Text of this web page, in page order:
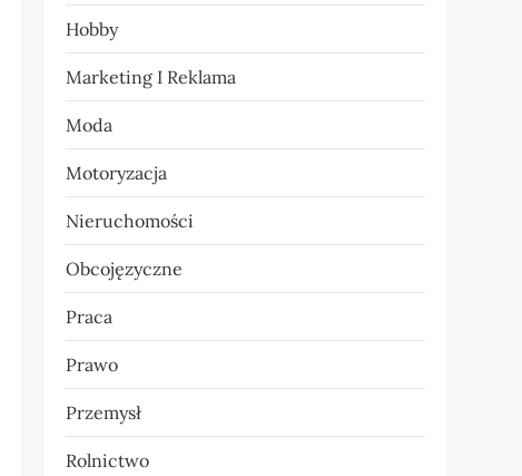
Hobby
Marketing I Reklama
Moda
Motoryzacja
Nieruchomości
Obcojęzyczne
Praca
Prawo
Przemysł
Rolnictwo